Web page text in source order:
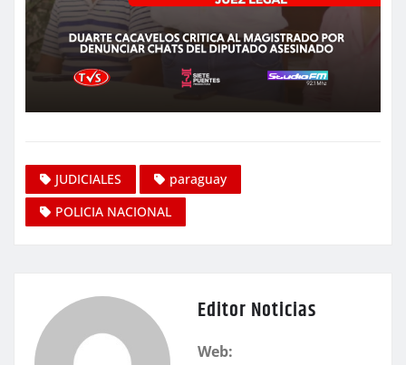
JUDICIALES
paraguay
POLICIA NACIONAL
Editor Noticias
Web: